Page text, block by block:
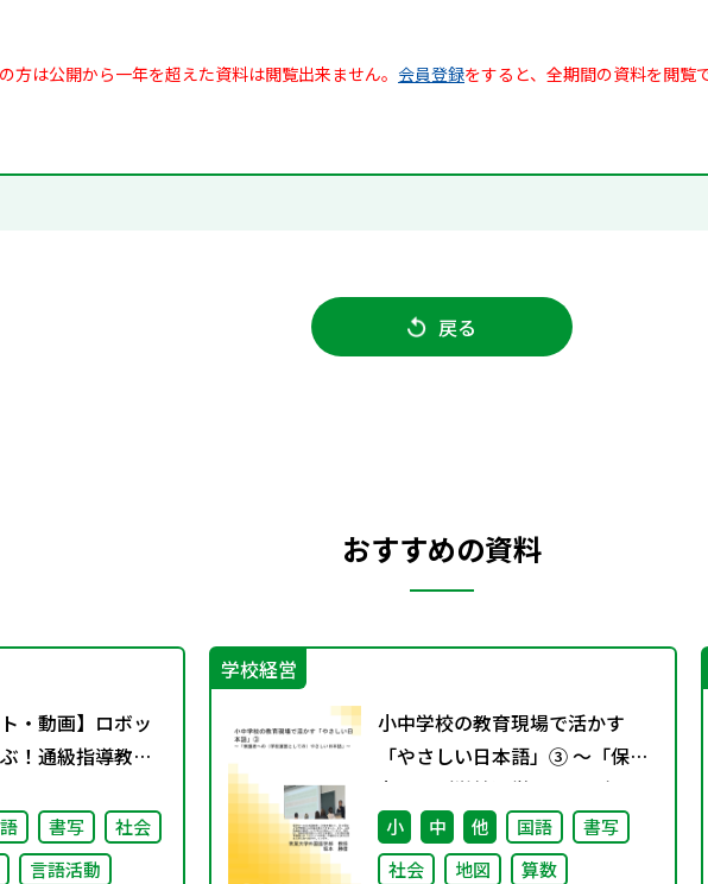
方は公開から一年を超えた資料は閲覧出来ません。 会員登録をすると、全期間の資料を閲覧
戻る
おすすめの資料
・動画】ロボッ
！通級指導教室
ュニケーション
を育てる～
書写
社会
言語活動
学校経営
小中学校の教育現場で活かす
「やさしい日本語」③ ～「保護
者への（学校運営としての）や
さしい日本語」～
小 中 他 国語
書写
社会
地図
算数